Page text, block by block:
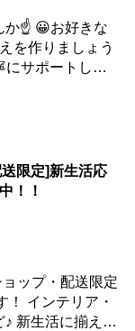
か☝️ 😀お好きな
を作りましょう
にサポートしま
限定]新生活応
！！
ップ・配送限定
新生活に揃えた